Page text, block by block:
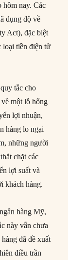
hôm nay. Các
đụng độ về
Act), đặc biệt
loại tiền điện tử
tắc cho
một lỗ hổng
lợi nhuận,
hàng lo ngại
những người
chặt các
lợi suất và
khách hàng.
hàng Mỹ,
này vẫn chưa
đã đề xuất
điều trần